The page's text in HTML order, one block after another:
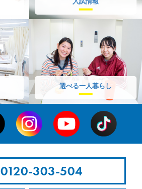
選べる一人暮らし
0120-303-504